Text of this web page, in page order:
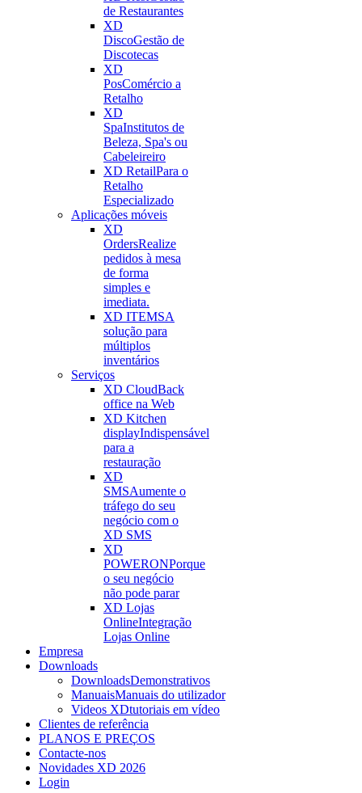
de Restaurantes
XD
DiscoGestão de
Discotecas
XD
PosComércio a
Retalho
XD
SpaInstitutos de
Beleza, Spa's ou
Cabeleireiro
XD RetailPara o
Retalho
Especializado
Aplicações móveis
XD
OrdersRealize
pedidos à mesa
de forma
simples e
imediata.
XD ITEMSA
solução para
múltiplos
inventários
Serviços
XD CloudBack
office na Web
XD Kitchen
displayIndispensável
para a
restauração
XD
SMSAumente o
tráfego do seu
negócio com o
XD SMS
XD
POWERONPorque
o seu negócio
não pode parar
XD Lojas
OnlineIntegração
Lojas Online
Empresa
Downloads
DownloadsDemonstrativos
ManuaisManuais do utilizador
Videos XDtutoriais em vídeo
Clientes de referência
PLANOS E PREÇOS
Contacte-nos
Novidades XD 2026
Login